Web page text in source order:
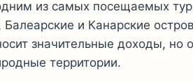
из самых посещаемых
и Канарские
значительные доходы, но
территории.